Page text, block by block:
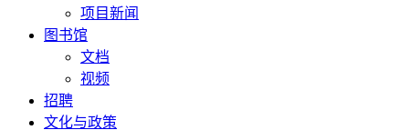
项目新闻
图书馆
文档
视频
招聘
文化与政策